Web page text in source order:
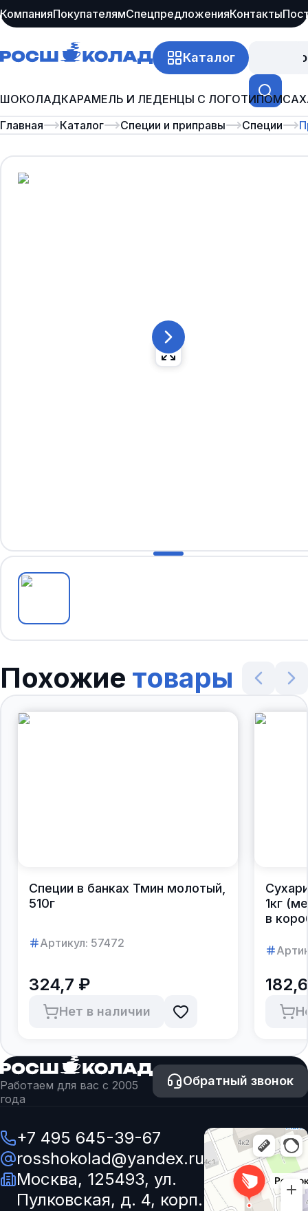
КомпанияПокупателямСпецпредложенияКонтакты
Каталог
ШОКОЛАДКАРАМЕЛЬ И ЛЕДЕНЦЫ С ЛОГОТИПОМ
Главная
Каталог Специи и приправы Специи
Похожие товары
Специи в банках Тмин молотый,
510г
Артикул: 57472
324,7 ₽
Нет в наличии
1кг
в
Работаем для вас с 2005
года
Обратный звонок
+7 495 645-39-67
rosshokolad@yandex.ru
Москва, 125493, ул.
Пулковская, д. 4, корп.